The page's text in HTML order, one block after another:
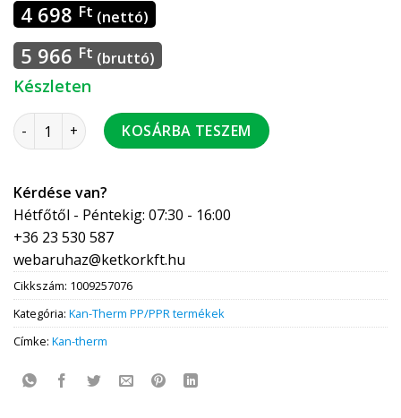
4 698 Ft (nettó)
5 966 Ft (bruttó)
Készleten
Kan Therm TH 32-32-26 T idom - PPSU 2 db / csomag, 20 db
KOSÁRBA TESZEM
Kérdése van?
Hétfőtől - Péntekig: 07:30 - 16:00
+36 23 530 587
webaruhaz@ketkorkft.hu
Cikkszám: 1009257076
Kategória: Kan-Therm PP/PPR termékek
Címke: Kan-therm